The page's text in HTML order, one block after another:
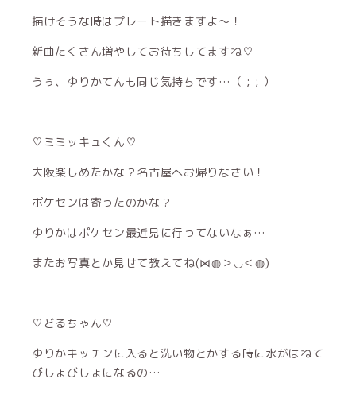
描けそうな時はプレート描きますよ〜！
新曲たくさん増やしてお待ちしてますね♡
うぅ、ゆりかてんも同じ気持ちです…（ ; ; ）
♡ミミッキュくん♡
大阪楽しめたかな？名古屋へお帰りなさい！
ポケセンは寄ったのかな？
ゆりかはポケセン最近見に行ってないなぁ…
またお写真とか見せて教えてね(⋈◍＞◡＜◍)
♡どるちゃん♡
ゆりかキッチンに入ると洗い物とかする時に水がはねて
びしょびしょになるの…